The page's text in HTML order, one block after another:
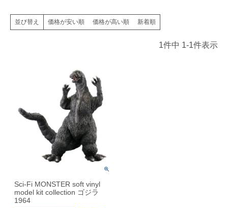
並び替え 価格が安い順 価格が高い順 新着順
1件中 1-1件表示
Sci-Fi MONSTER soft vinyl
model kit collection ゴジラ
1964